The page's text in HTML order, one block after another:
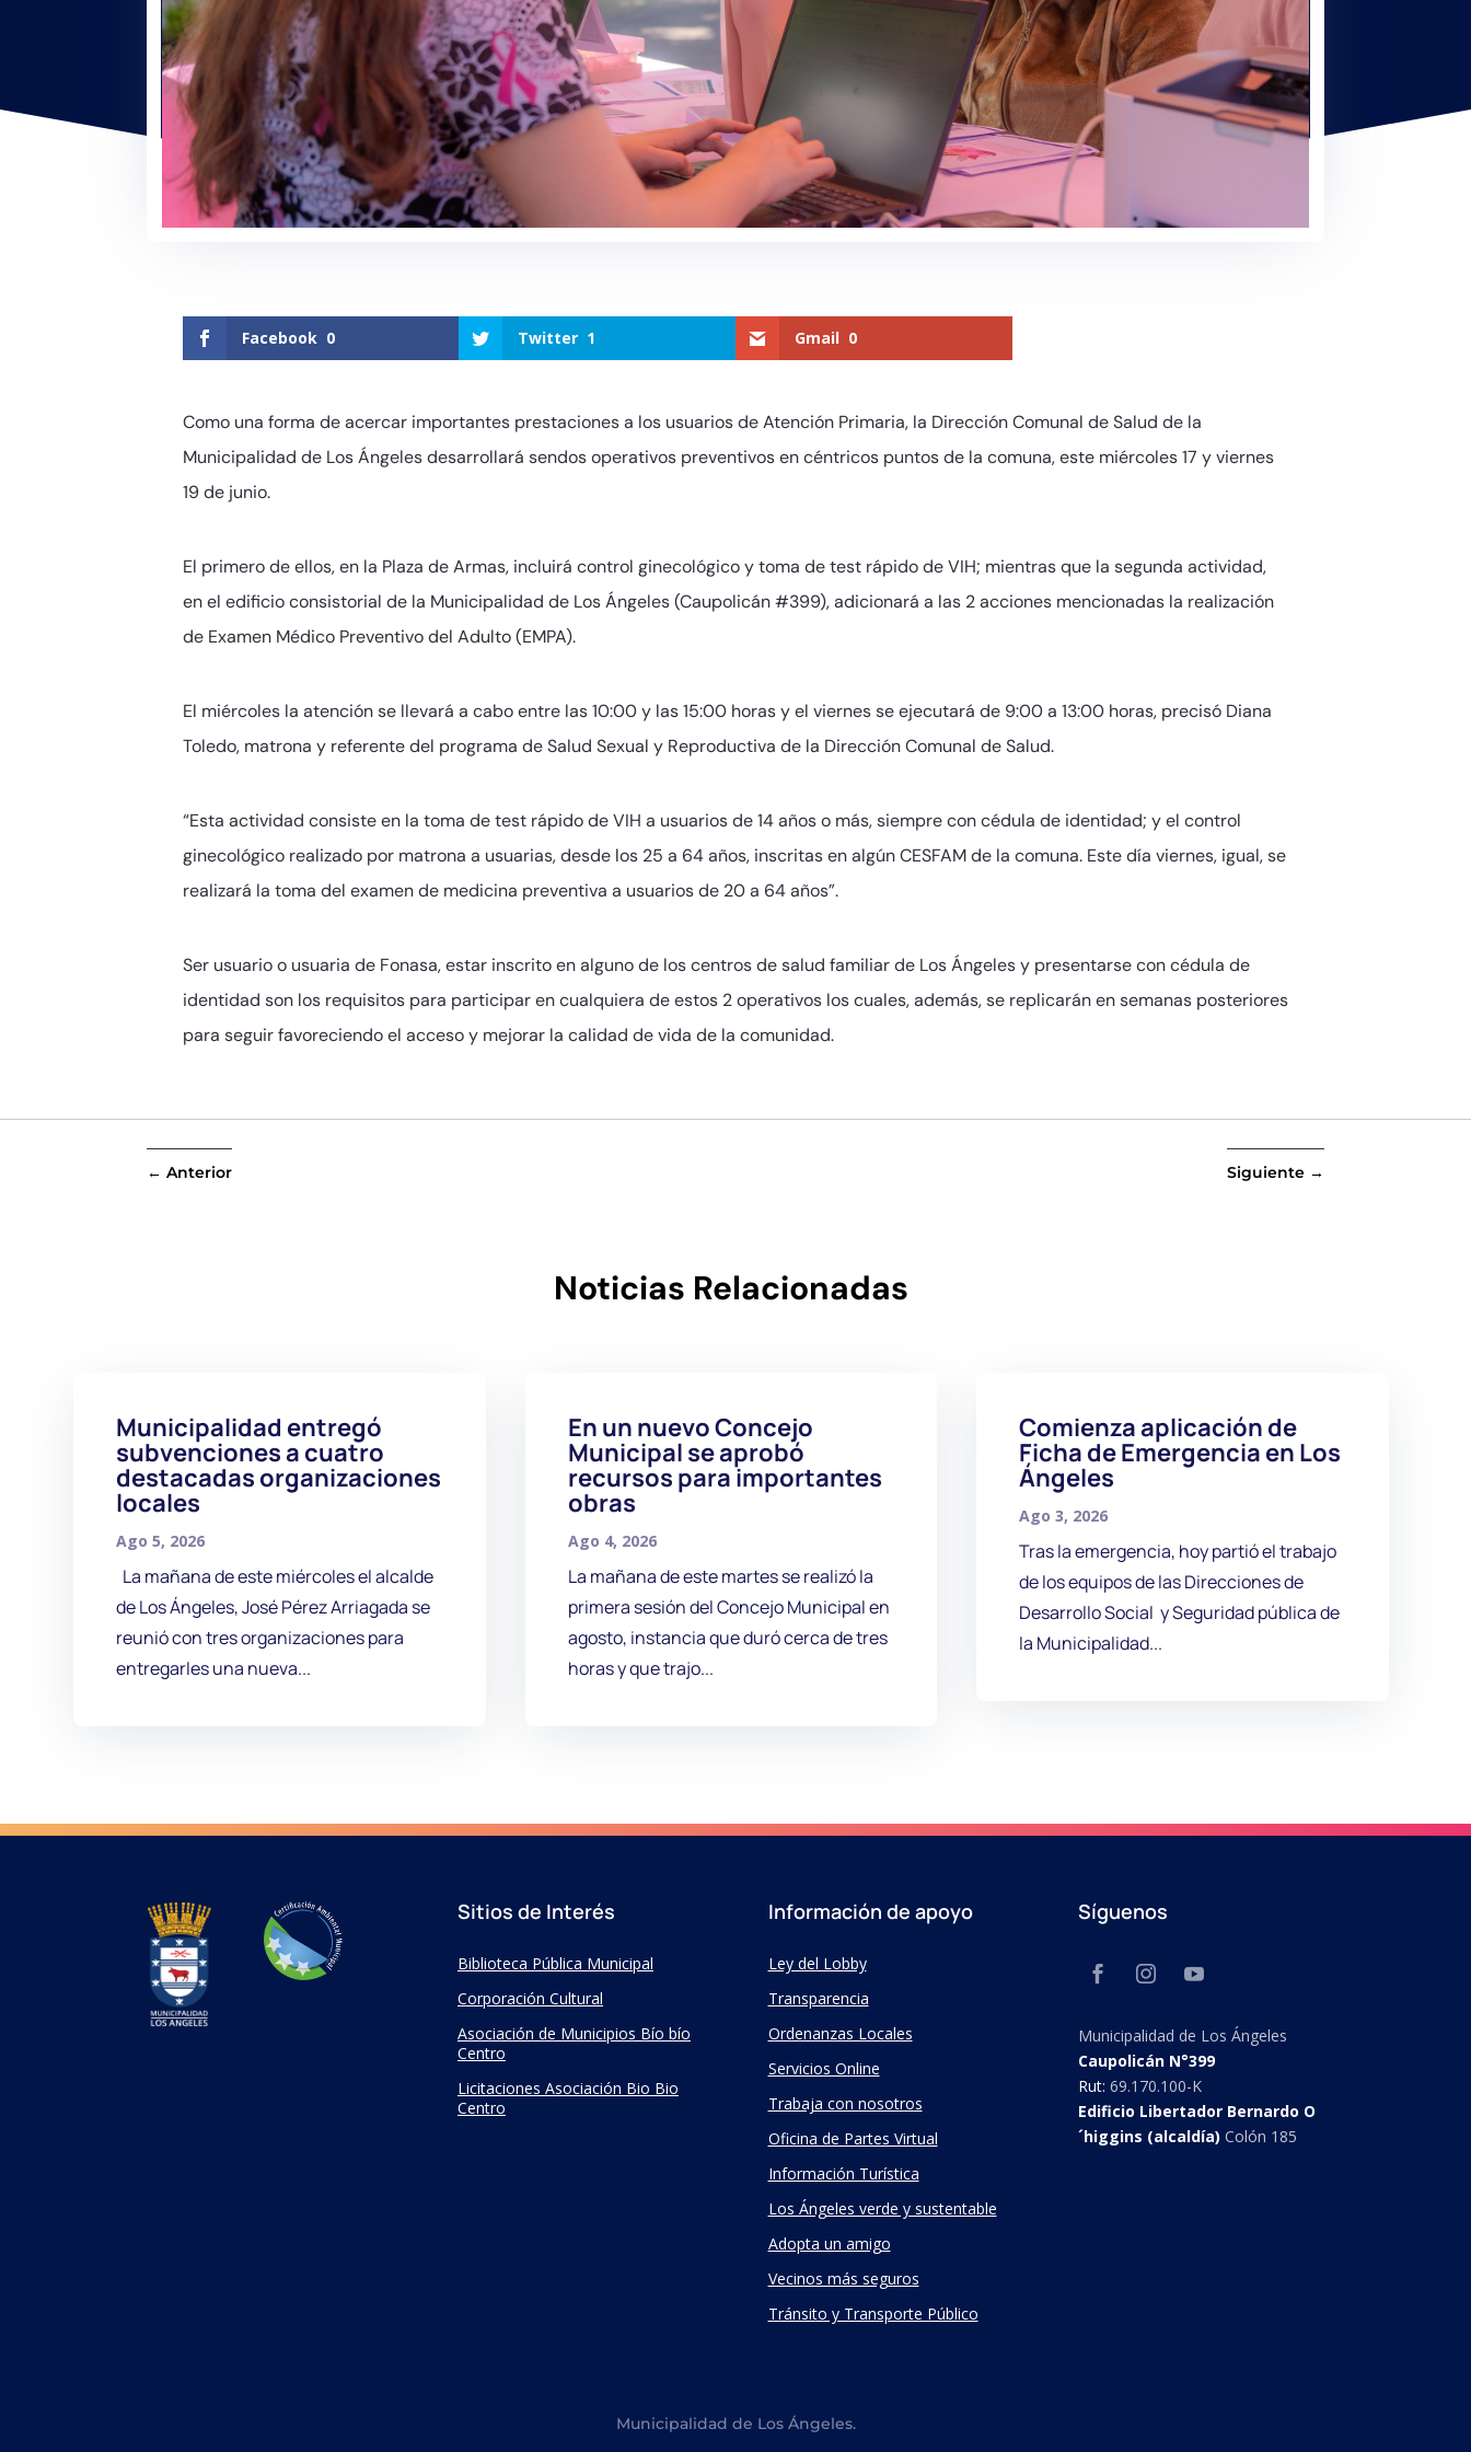
Facebook 0 Twitter 1 Gmail 0
Como una forma de acercar importantes prestaciones a los usuarios de Atención Primaria, la Dirección Comunal de Salud de la
Municipalidad de Los Ángeles desarrollará sendos operativos preventivos en céntricos puntos de la comuna, este miércoles 17 y viernes
19 de junio.
El primero de ellos, en la Plaza de Armas, incluirá control ginecológico y toma de test rápido de VIH; mientras que la segunda actividad,
en el edificio consistorial de la Municipalidad de Los Ángeles (Caupolicán #399), adicionará a las 2 acciones mencionadas la realización
de Examen Médico Preventivo del Adulto (EMPA).
El miércoles la atención se llevará a cabo entre las 10:00 y las 15:00 horas y el viernes se ejecutará de 9:00 a 13:00 horas, precisó Diana
Toledo, matrona y referente del programa de Salud Sexual y Reproductiva de la Dirección Comunal de Salud.
“Esta actividad consiste en la toma de test rápido de VIH a usuarios de 14 años o más, siempre con cédula de identidad; y el control
ginecológico realizado por matrona a usuarias, desde los 25 a 64 años, inscritas en algún CESFAM de la comuna. Este día viernes, igual, se
realizará la toma del examen de medicina preventiva a usuarios de 20 a 64 años”.
Ser usuario o usuaria de Fonasa, estar inscrito en alguno de los centros de salud familiar de Los Ángeles y presentarse con cédula de
identidad son los requisitos para participar en cualquiera de estos 2 operativos los cuales, además, se replicarán en semanas posteriores
para seguir favoreciendo el acceso y mejorar la calidad de vida de la comunidad.
←Anterior Siguiente→
Noticias Relacionadas
Municipalidad entregó
subvenciones a cuatro
destacadas organizaciones
locales
Ago 5, 2026
La mañana de este miércoles el alcalde
de Los Ángeles, José Pérez Arriagada se
reunió con tres organizaciones para
entregarles una nueva...
En un nuevo Concejo
Municipal se aprobó
recursos para importantes
obras
Ago 4, 2026
La mañana de este martes se realizó la
primera sesión del Concejo Municipal en
agosto, instancia que duró cerca de tres
horas y que trajo...
Comienza aplicación de
Ficha de Emergencia en Los
Ángeles
Ago 3, 2026
Tras la emergencia, hoy partió el trabajo
de los equipos de las Direcciones de
Desarrollo Social y Seguridad pública de
la Municipalidad...
Sitios de Interés
Biblioteca Pública Municipal
Corporación Cultural
Asociación de Municipios Bío bío
Centro
Licitaciones Asociación Bio Bio
Centro
Información de apoyo
Ley del Lobby
Transparencia
Ordenanzas Locales
Servicios Online
Trabaja con nosotros
Oficina de Partes Virtual
Información Turística
Los Ángeles verde y sustentable
Adopta un amigo
Vecinos más seguros
Tránsito y Transporte Público
Síguenos
Municipalidad de Los Ángeles
Caupolicán N°399
Rut:69.170.100-K
Edificio Libertador Bernardo O
´higgins (alcaldía)Colón 185
Municipalidad de Los Ángeles.